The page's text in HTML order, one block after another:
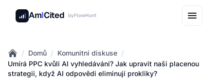
AmICited byFlowHunt
Home
/ Domů / Komunitni diskuse /
Umírá PPC kvůli AI vyhledávání? Jak upravit naši placenou
strategii, když AI odpovědi eliminují prokliky?